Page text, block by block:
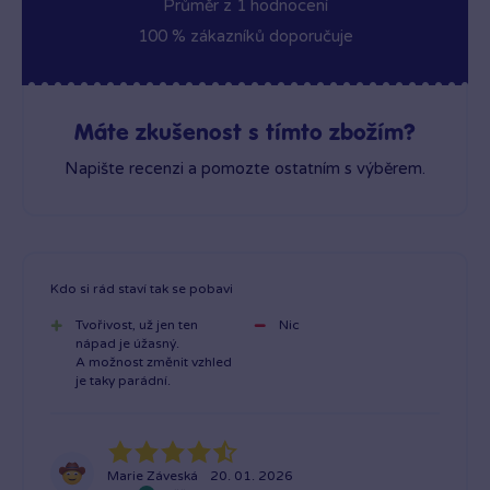
Průměr z 1 hodnocení
100 % zákazníků doporučuje
Máte zkušenost s tímto zbožím?
Napište recenzi a pomozte ostatním s výběrem.
Marie Záveská
20. 01. 2026
Kdo si rád staví tak se pobavi
Tvořivost, už jen ten
nápad je úžasný.
A možnost změnit vzhled
je taky parádní.
Nic